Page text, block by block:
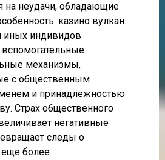
на неудачи, обладающие
казино вулкан
иных индивидов
вспомогательные
механизмы,
с общественным
и принадлежностью
Страх общественного
негативные
следы о
более